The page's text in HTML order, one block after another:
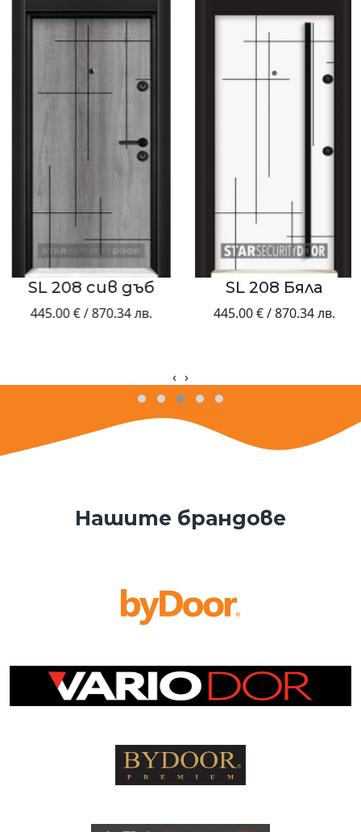
SL 208 сив дъб
445.00 € / 870.34 лв.
SL 208 Бяла
445.00 € / 870.34 лв.
‹ ›
Нашите брандове